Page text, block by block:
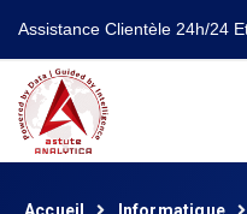
Assistance Clientèle 24h/24